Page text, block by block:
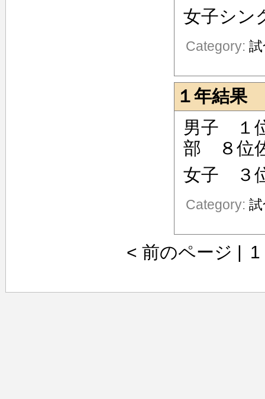
女子シ
Category:
１年結果
男子 １
部 ８位
女子 ３
Category:
< 前のページ | 1